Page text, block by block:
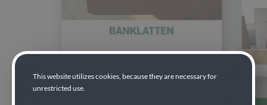
This website utilizes cookies, because they are necessary for
unrestricted use.